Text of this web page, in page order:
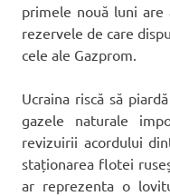
primele nouă luni are
rezervele de care
cele ale Gazprom.
Ucraina riscă să
gazele naturale
revizuirii acordului
staționarea flotei
ar reprezenta o